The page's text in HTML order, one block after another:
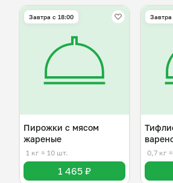
Завтра c 18:00
Пирожки с мясом
жареные
1 кг ≈ 10 шт.
1 465 ₽
0,7 кг